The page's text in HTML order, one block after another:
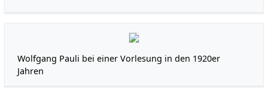
Wolfgang Pauli bei einer Vorlesung in den 1920er
Jahren